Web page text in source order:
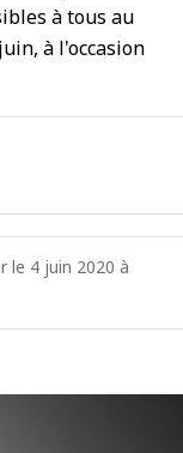
à tous au
à l'occasion
le 4 juin 2020 à